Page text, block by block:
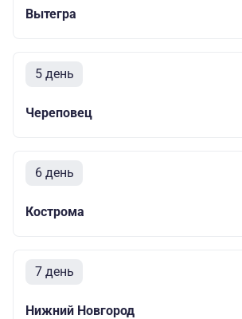
Вытегра
5 день
Череповец
6 день
Кострома
7 день
Нижний Новгород